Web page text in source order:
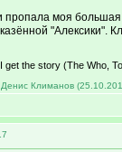
пропала моя
"Алексики".
get the story (The Who,
Климанов